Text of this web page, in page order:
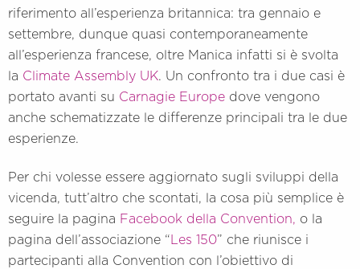
riferimento all’esperienza britannica: tra gennaio e
settembre, dunque quasi contemporaneamente
all’esperienza francese, oltre Manica infatti si è svolta
la Climate Assembly UK. Un confronto tra i due casi è
portato avanti su Carnagie Europe dove vengono
anche schematizzate le differenze principali tra le due
esperienze.
Per chi volesse essere aggiornato sugli sviluppi della
vicenda, tutt’altro che scontati, la cosa più semplice è
seguire la pagina Facebook della Convention, o la
pagina dell’associazione “ Les 150” che riunisce i
partecipanti alla Convention con l’obiettivo di